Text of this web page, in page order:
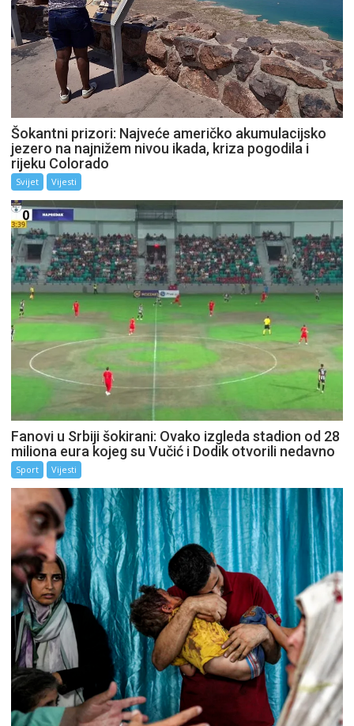
Šokantni prizori: Najveće američko akumulacijsko
jezero na najnižem nivou ikada, kriza pogodila i
rijeku Colorado
Svijet Vijesti
Fanovi u Srbiji šokirani: Ovako izgleda stadion od 28
miliona eura kojeg su Vučić i Dodik otvorili nedavno
Sport Vijesti